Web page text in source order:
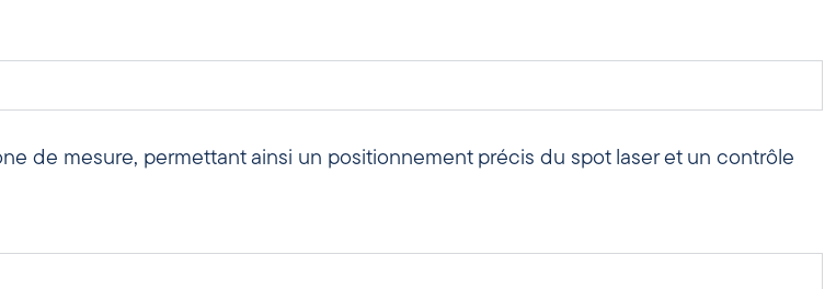
de mesure, permettant ainsi un positionnement précis du spot laser et un contrôle